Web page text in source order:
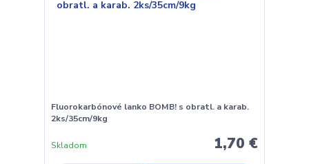
Fluorokarbónové lanko BOMB! s obratl. a karab.
2ks/35cm/9kg
1,70 €
Skladom